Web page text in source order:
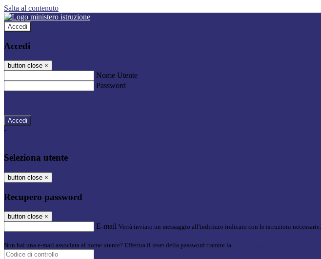
Salta al contenuto
Accedi
Accedi
button close ×
Nome Utente
Password
-
Seleziona utente
button close ×
Recupero password
button close ×
E-mail Verrà inviato un messaggio all'indirizzo indicato con le istruzioni necessarie.
Non hai una e-mail associata al nome utente? Effettua il reset della password tramite la